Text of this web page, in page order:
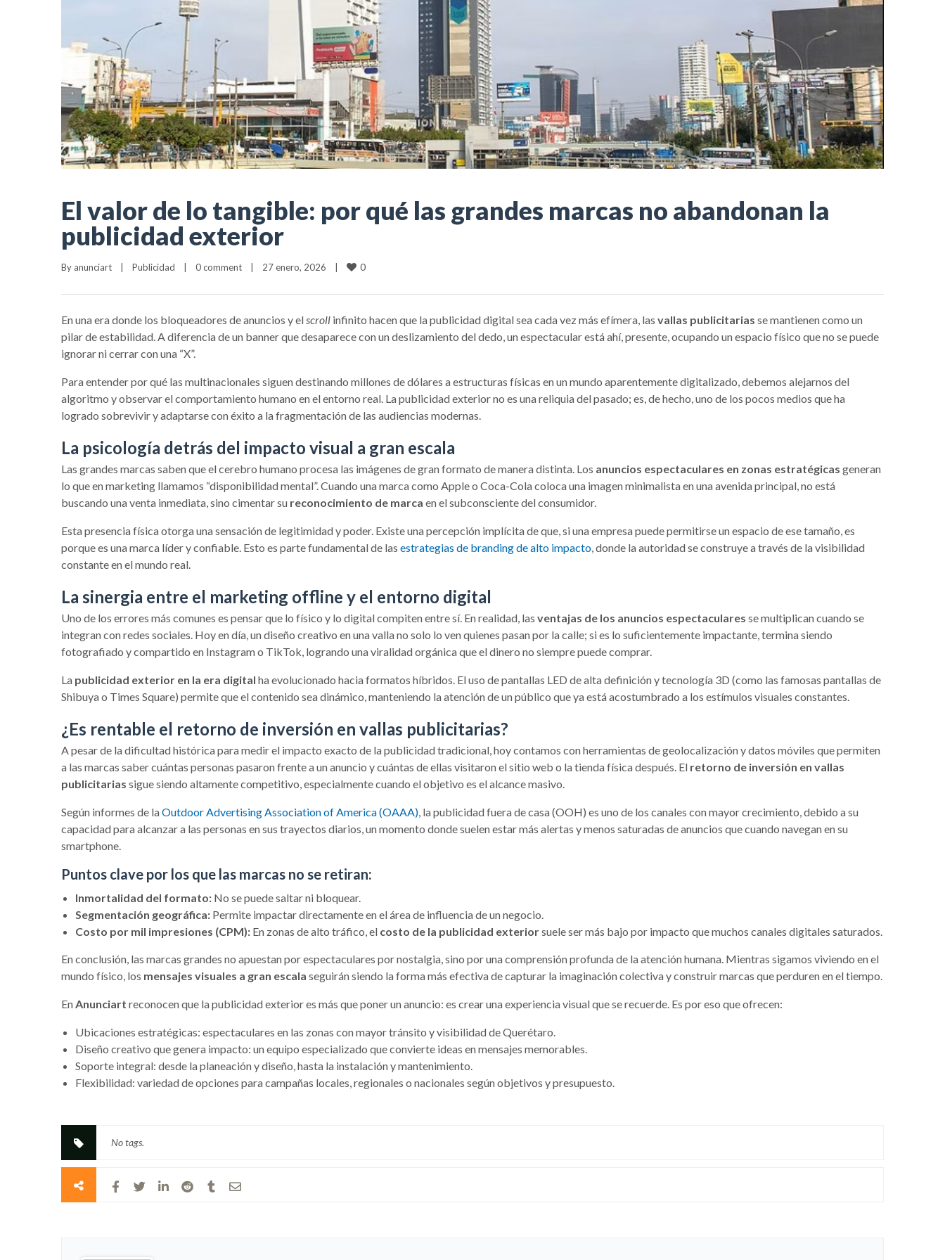
El valor de lo tangible: por qué las grandes marcas no abandonan la
publicidad exterior
By anunciart Publicidad 0 comment 27 enero, 2026 0
En una era donde los bloqueadores de anuncios y elscroll infinito hacen que la publicidad digital sea cada vez más efímera, las vallas publicitarias se mantienen como un
pilar de estabilidad. A diferencia de un banner que desaparece con un deslizamiento del dedo, un espectacular está ahí, presente, ocupando un espacio físico que no se puede
ignorar ni cerrar con una “X”.
Para entender por qué las multinacionales siguen destinando millones de dólares a estructuras físicas en un mundo aparentemente digitalizado, debemos alejarnos del
algoritmo y observar el comportamiento humano en el entorno real. La publicidad exterior no es una reliquia del pasado; es, de hecho, uno de los pocos medios que ha
logrado sobrevivir y adaptarse con éxito a la fragmentación de las audiencias modernas.
La psicología detrás del impacto visual a gran escala
Las grandes marcas saben que el cerebro humano procesa las imágenes de gran formato de manera distinta. Los anuncios espectaculares en zonas estratégicas generan
lo que en marketing llamamos “disponibilidad mental”. Cuando una marca como Apple o Coca-Cola coloca una imagen minimalista en una avenida principal, no está
buscando una venta inmediata, sino cimentar su reconocimiento de marca en el subconsciente del consumidor.
Esta presencia física otorga una sensación de legitimidad y poder. Existe una percepción implícita de que, si una empresa puede permitirse un espacio de ese tamaño, es
porque es una marca líder y confiable. Esto es parte fundamental de las estrategias de branding de alto impacto, donde la autoridad se construye a través de la visibilidad
constante en el mundo real.
La sinergia entre el marketing offline y el entorno digital
Uno de los errores más comunes es pensar que lo físico y lo digital compiten entre sí. En realidad, las ventajas de los anuncios espectaculares se multiplican cuando se
integran con redes sociales. Hoy en día, un diseño creativo en una valla no solo lo ven quienes pasan por la calle; si es lo suficientemente impactante, termina siendo
fotografiado y compartido en Instagram o TikTok, logrando una viralidad orgánica que el dinero no siempre puede comprar.
La publicidad exterior en la era digital ha evolucionado hacia formatos híbridos. El uso de pantallas LED de alta definición y tecnología 3D (como las famosas pantallas de
Shibuya o Times Square) permite que el contenido sea dinámico, manteniendo la atención de un público que ya está acostumbrado a los estímulos visuales constantes.
¿Es rentable el retorno de inversión en vallas publicitarias?
A pesar de la dificultad histórica para medir el impacto exacto de la publicidad tradicional, hoy contamos con herramientas de geolocalización y datos móviles que permiten
a las marcas saber cuántas personas pasaron frente a un anuncio y cuántas de ellas visitaron el sitio web o la tienda física después. El retorno de inversión en vallas
publicitarias sigue siendo altamente competitivo, especialmente cuando el objetivo es el alcance masivo.
Según informes de laOutdoor Advertising Association of America (OAAA), la publicidad fuera de casa (OOH) es uno de los canales con mayor crecimiento, debido a su
capacidad para alcanzar a las personas en sus trayectos diarios, un momento donde suelen estar más alertas y menos saturadas de anuncios que cuando navegan en su
smartphone.
Puntos clave por los que las marcas no se retiran:
Inmortalidad del formato: No se puede saltar ni bloquear.
Segmentación geográfica: Permite impactar directamente en el área de influencia de un negocio.
Costo por mil impresiones (CPM): En zonas de alto tráfico, el costo de la publicidad exteriorsuele ser más bajo por impacto que muchos canales digitales saturados.
En conclusión, las marcas grandes no apuestan por espectaculares por nostalgia, sino por una comprensión profunda de la atención humana. Mientras sigamos viviendo en el
mundo físico, los mensajes visuales a gran escala seguirán siendo la forma más efectiva de capturar la imaginación colectiva y construir marcas que perduren en el tiempo.
EnAnunciart reconocen que la publicidad exterior es más que poner un anuncio: es crear una experiencia visual que se recuerde. Es por eso que ofrecen:
Ubicaciones estratégicas: espectaculares en las zonas con mayor tránsito y visibilidad de Querétaro.
Diseño creativo que genera impacto: un equipo especializado que convierte ideas en mensajes memorables.
Soporte integral: desde la planeación y diseño, hasta la instalación y mantenimiento.
Flexibilidad: variedad de opciones para campañas locales, regionales o nacionales según objetivos y presupuesto.
No tags.